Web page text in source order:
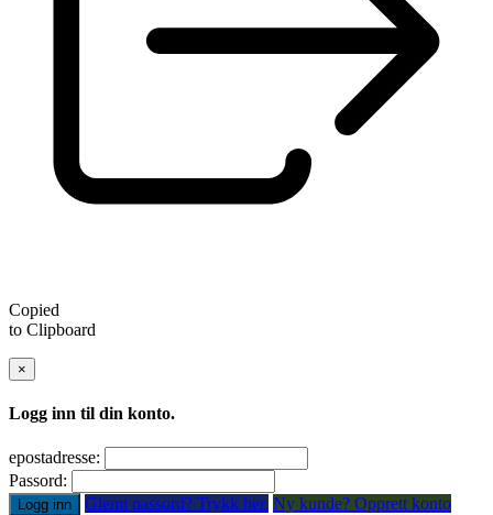
Copied
to Clipboard
×
Logg inn til din konto.
epostadresse:
Passord:
Logg inn Glemt passord? Trykk her. Ny kunde? Opprett konto